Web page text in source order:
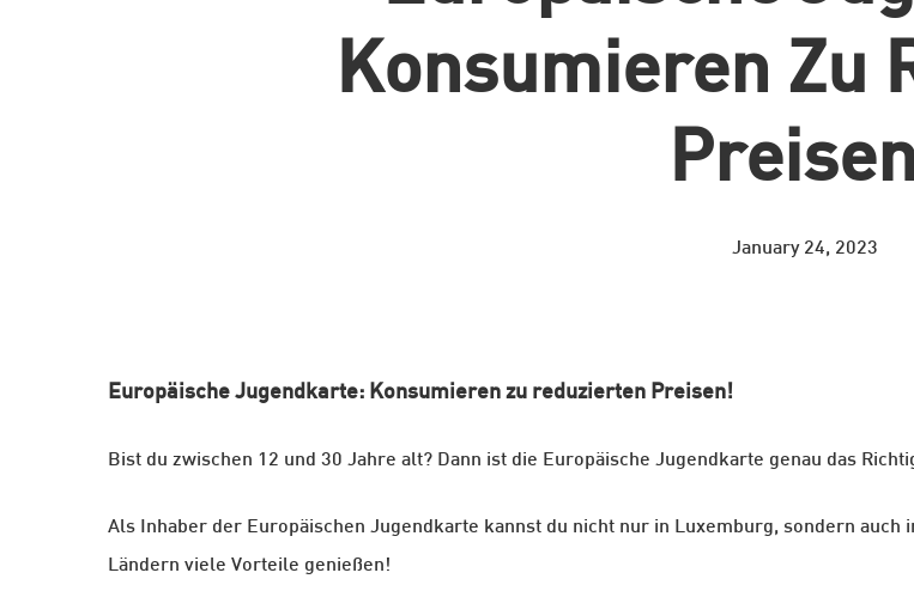
Konsumieren Zu
January 24, 2023
Europäische Jugendkarte: Konsumieren zu reduzierten Preisen!
Bist du zwischen 12 und 30 Jahre alt? Dann ist die Europäische Jugendkarte genau das
Als Inhaber der Europäischen Jugendkarte kannst du nicht nur in Luxemburg, sondern auch
Ländern viele Vorteile genießen!